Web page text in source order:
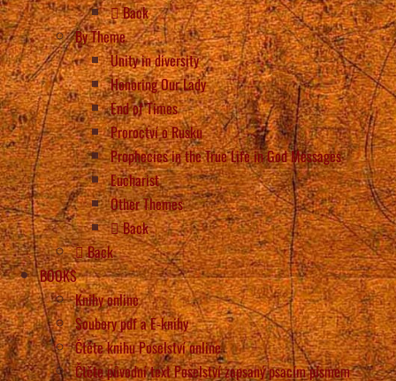
Back
By Theme
Unity in diversity
Honoring Our Lady
End of Times
Proroctví o Rusku
Prophecies in the True Life in God Messages
Eucharist
Other Themes
Back
Back
BOOKS
Knihy online
Soubory pdf a E-knihy
Čtěte knihu Poselství online
Čtěte původní text Poselství zapsaný psacím písmem